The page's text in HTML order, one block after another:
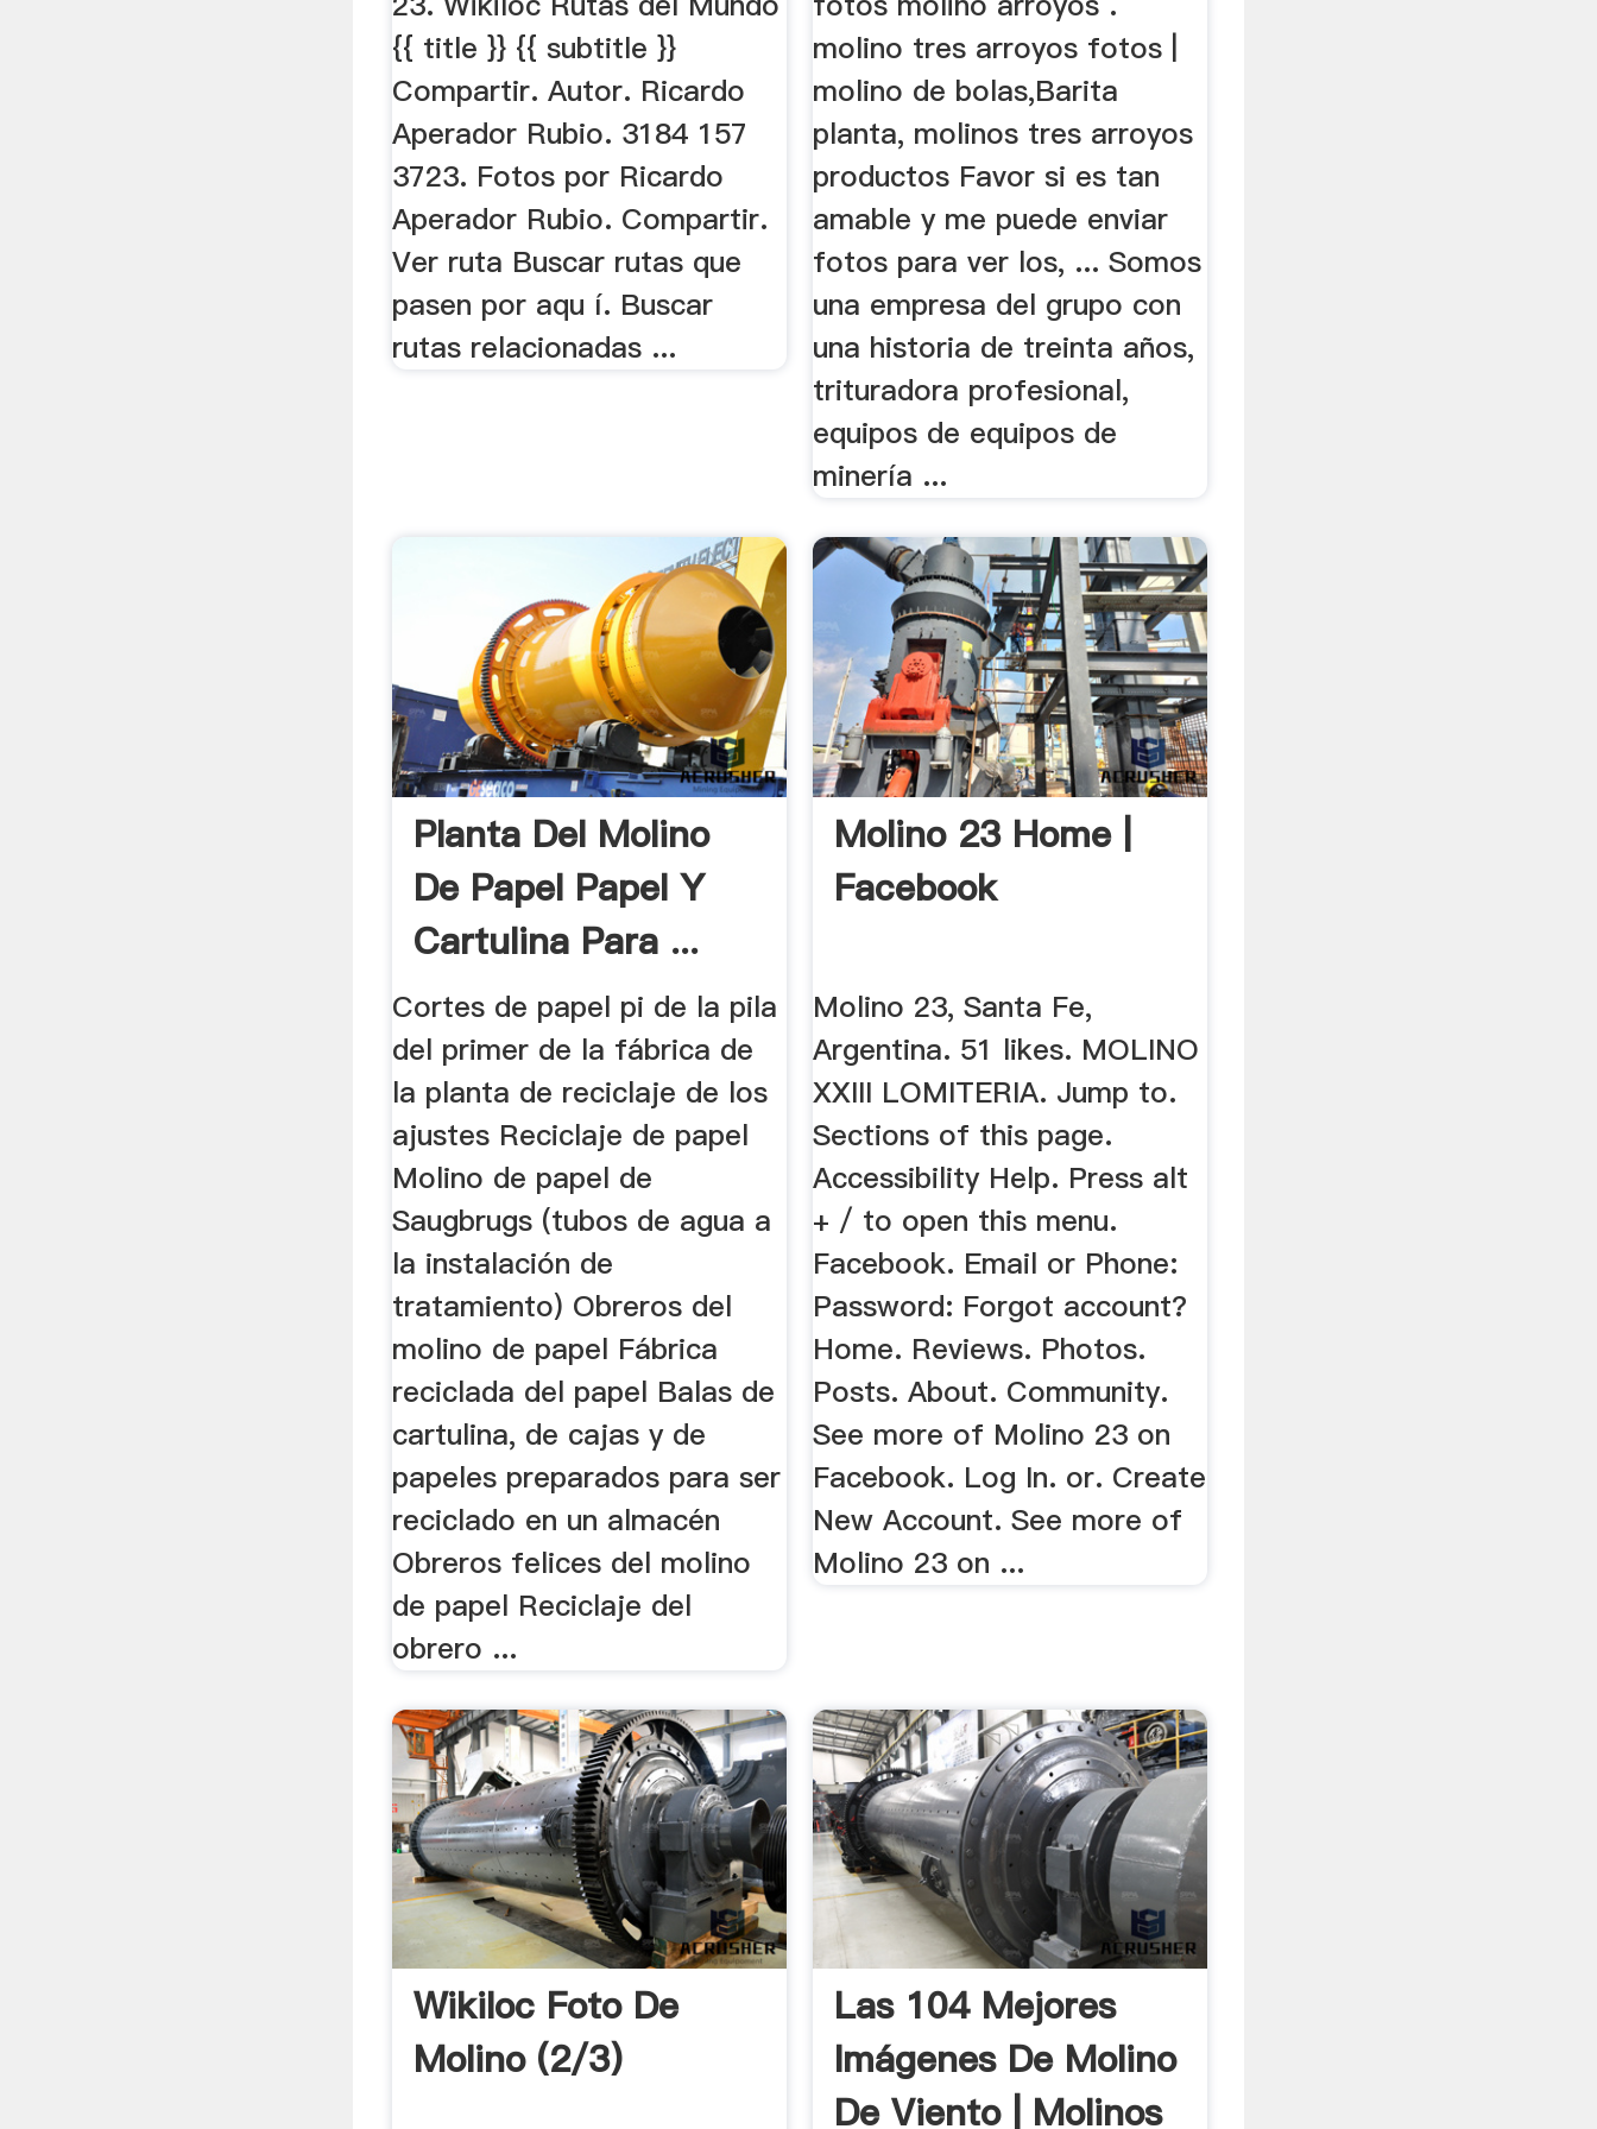
{{ title }} {{ subtitle }}
Compartir. Autor. Ricardo
Aperador Rubio. 3184 157
3723. Fotos por Ricardo
Aperador Rubio. Compartir.
Ver ruta Buscar rutas que
pasen por aqu í. Buscar
rutas relacionadas ...
molino tres arroyos fotos |
molino de bolas,Barita
planta, molinos tres arroyos
productos Favor si es tan
amable y me puede enviar
fotos para ver los, ... Somos
una empresa del grupo con
una historia de treinta años,
trituradora profesional,
equipos de equipos de
minería ...
Planta Del Molino
De Papel Papel Y
Cartulina Para ...
Cortes de papel pi de la pila
del primer de la fábrica de
la planta de reciclaje de los
ajustes Reciclaje de papel
Molino de papel de
Saugbrugs (tubos de agua a
la instalación de
tratamiento) Obreros del
molino de papel Fábrica
reciclada del papel Balas de
cartulina, de cajas y de
papeles preparados para ser
reciclado en un almacén
Obreros felices del molino
de papel Reciclaje del
obrero ...
Molino 23 Home |
Facebook
Molino 23, Santa Fe,
Argentina. 51 likes. MOLINO
XXIII LOMITERIA. Jump to.
Sections of this page.
Accessibility Help. Press alt
+ / to open this menu.
Facebook. Email or Phone:
Password: Forgot account?
Home. Reviews. Photos.
Posts. About. Community.
See more of Molino 23 on
Facebook. Log In. or. Create
New Account. See more of
Molino 23 on ...
Wikiloc Foto De
Molino (2/3)
Las 104 Mejores
Imágenes De Molino
De Viento | Molinos